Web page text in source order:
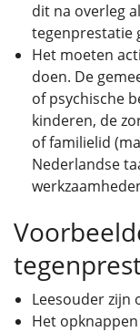
dit na overleg
tegenprestatie
Het moeten
doen. De
of psychische
kinderen, de
of familielid
Nederlandse
Leesouder zijn
Het